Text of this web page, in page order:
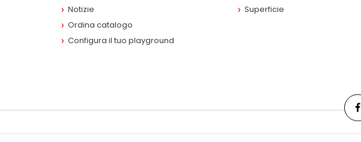
Notizie
Ordina catalogo
Configura il tuo playground
Superficie